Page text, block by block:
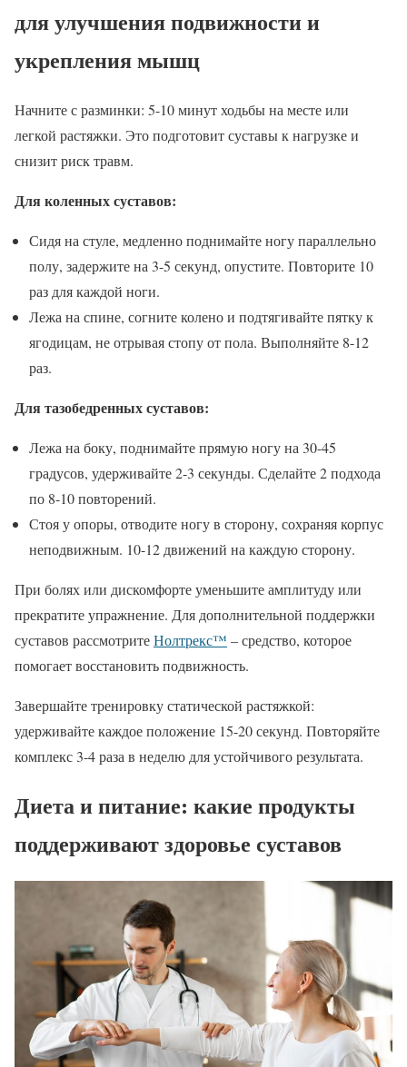
для улучшения подвижности и
укрепления мышц
Начните с разминки: 5-10 минут ходьбы на месте или
легкой растяжки. Это подготовит суставы к нагрузке и
снизит риск травм.
Для коленных суставов:
Сидя на стуле, медленно поднимайте ногу параллельно
полу, задержите на 3-5 секунд, опустите. Повторите 10
раз для каждой ноги.
Лежа на спине, согните колено и подтягивайте пятку к
ягодицам, не отрывая стопу от пола. Выполняйте 8-12
раз.
Для тазобедренных суставов:
Лежа на боку, поднимайте прямую ногу на 30-45
градусов, удерживайте 2-3 секунды. Сделайте 2 подхода
по 8-10 повторений.
Стоя у опоры, отводите ногу в сторону, сохраняя корпус
неподвижным. 10-12 движений на каждую сторону.
При болях или дискомфорте уменьшите амплитуду или
прекратите упражнение. Для дополнительной поддержки
суставов рассмотритеНолтрекс™ – средство, которое
помогает восстановить подвижность.
Завершайте тренировку статической растяжкой:
удерживайте каждое положение 15-20 секунд. Повторяйте
комплекс 3-4 раза в неделю для устойчивого результата.
Диета и питание: какие продукты
поддерживают здоровье суставов